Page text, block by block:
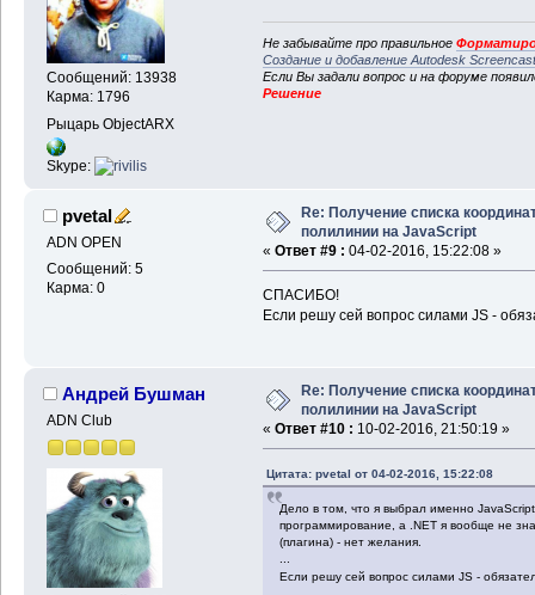
Сообщений: 13938
Карма: 1796
Рыцарь ObjectARX
Skype:
Не забывайте про правильное
Создание и добавление Autodesk
Если Вы задали вопрос и на форуме
Решение
pvetal
ADN OPEN
Сообщений: 5
Карма: 0
Re: Получение списка
полилинии на JavaScript
« Ответ #9 : 04-02-2016, 15:22:08 »
СПАСИБО!
Если решу сей вопрос силами JS -
Андрей Бушман
ADN Club
Re: Получение списка
полилинии на JavaScript
« Ответ #10 : 10-02-2016, 21:50:19 »
Цитата: pvetal от 04-02-2016, 15:22:08
Дело в том, что я выбрал именно
программирование, а .NET я вообще не
(плагина) - нет желания.
...
Если решу сей вопрос силами JS -